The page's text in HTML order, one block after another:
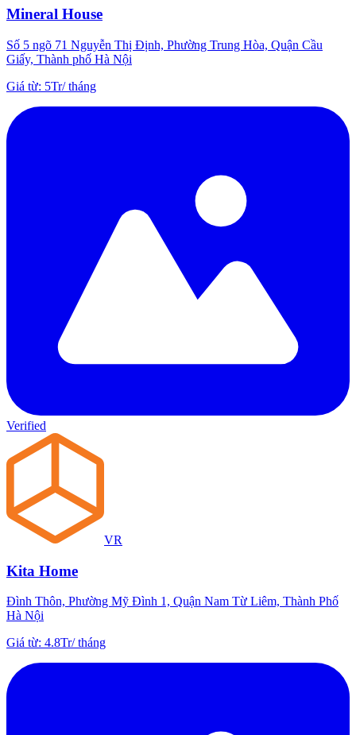
Mineral House
Số 5 ngõ 71 Nguyễn Thị Định, Phường Trung Hòa, Quận Cầu
Giấy, Thành phố Hà Nội
Giá từ: 5Tr/tháng
Verified
VR
Kita Home
Đình Thôn, Phường Mỹ Đình 1, Quận Nam Từ Liêm, Thành Phố
Hà Nội
Giá từ: 4.8Tr/tháng